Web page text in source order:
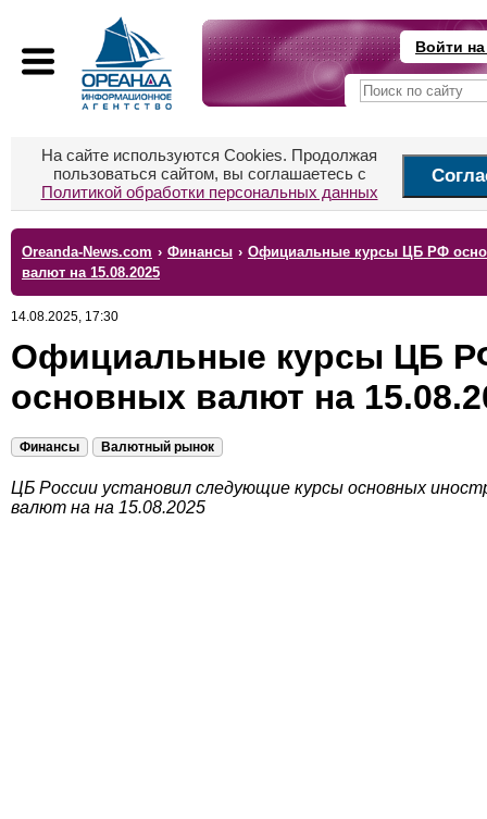
Войти
На сайте используются Cookies. Продолжая
пользоваться сайтом, вы соглашаетесь с
Политикой обработки персональных данных
Oreanda-News.com › Финансы › Официальные курсы ЦБ РФ
валют на 15.08.2025
14.08.2025, 17:30
Официальные курсы ЦБ
основных валют на
Финансы Валютный рынок
ЦБ России установил следующие курсы основных
валют на на 15.08.2025